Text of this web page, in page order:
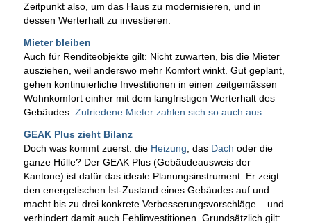
Zeitpunkt also, um das Haus zu modernisieren, und in
dessen Werterhalt zu investieren.
Mieter bleiben
Auch für Renditeobjekte gilt: Nicht zuwarten, bis die Mieter
ausziehen, weil anderswo mehr Komfort winkt. Gut geplant,
gehen kontinuierliche Investitionen in einen zeitgemässen
Wohnkomfort einher mit dem langfristigen Werterhalt des
Gebäudes. Zufriedene Mieter zahlen sich so auch aus.
GEAK Plus zieht Bilanz
Doch was kommt zuerst: die Heizung , das Dach oder die
ganze Hülle? Der GEAK Plus (Gebäudeausweis der
Kantone) ist dafür das ideale Planungsinstrument. Er zeigt
den energetischen Ist-Zustand eines Gebäudes auf und
macht bis zu drei konkrete Verbesserungsvorschläge – und
verhindert damit auch Fehlinvestitionen. Grundsätzlich gilt: